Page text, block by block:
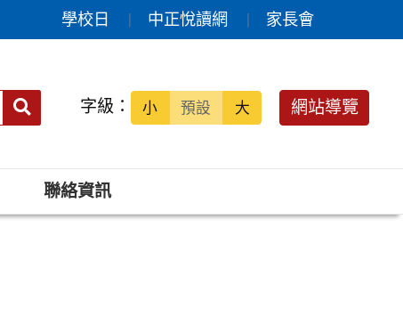
學校日 中正悅讀網 家長會
送出 字級： 小 預設 大 網站導覽
聯絡資訊